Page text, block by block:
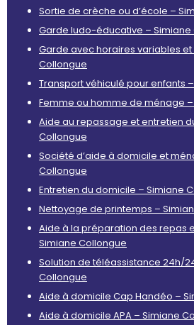
Sortie de crèche ou d’école –
Garde ludo-éducative – Simiane
Garde avec horaires variables
Collongue
Transport véhiculé pour enfants
Femme ou homme de ménage
Aide au repassage et entretien
Collongue
Société d’aide à domicile et
Collongue
Entretien du domicile – Simiane
Nettoyage de printemps –
Aide à la préparation des repas
Simiane Collongue
Solution de téléassistance 24h/
Collongue
Aide à domicile Cap Handéo –
Aide à domicile APA – Simiane